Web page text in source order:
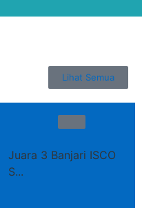
Lihat Semua
Juara 3 Banjari ISCO
S...